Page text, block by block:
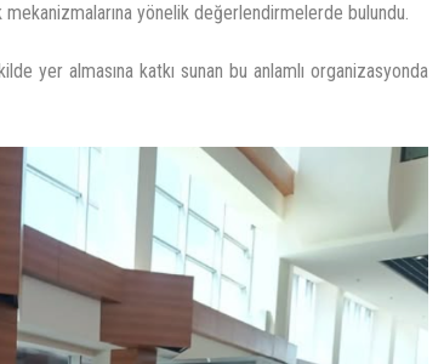
yönelik değerlendirmelerde bulundu.
yer almasına katkı sunan bu anlamlı organizasyonda